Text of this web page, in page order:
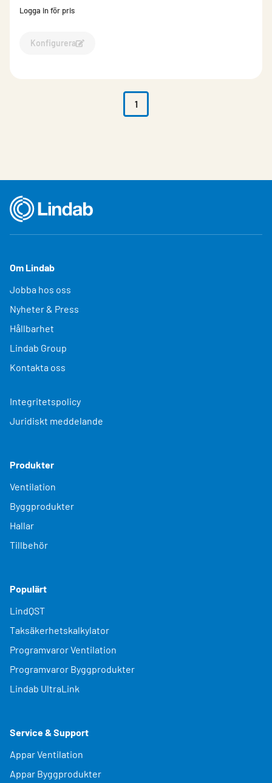
Logga in för pris
Konfigurera
1
Om Lindab
Jobba hos oss
Nyheter & Press
Hållbarhet
Lindab Group
Kontakta oss
Integritetspolicy
Juridiskt meddelande
Produkter
Ventilation
Byggprodukter
Hallar
Tillbehör
Populärt
LindQST
Taksäkerhetskalkylator
Programvaror Ventilation
Programvaror Byggprodukter
Lindab UltraLink
Service & Support
Appar Ventilation
Appar Byggprodukter